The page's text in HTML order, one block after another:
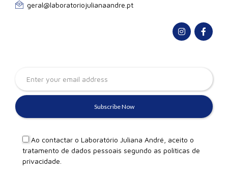
geral@laboratoriojulianaandre.pt
Ao contactar o Laboratório Juliana André, aceito o
tratamento de dados pessoais segundo as políticas de
privacidade